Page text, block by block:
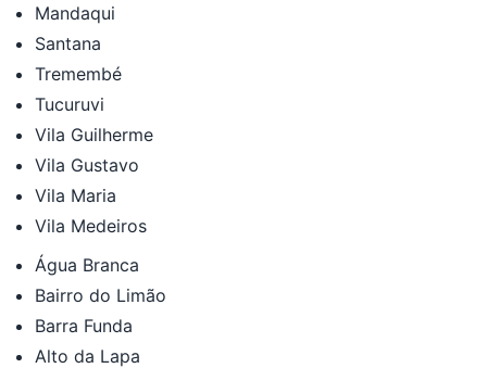
Mandaqui
Santana
Tremembé
Tucuruvi
Vila Guilherme
Vila Gustavo
Vila Maria
Vila Medeiros
Água Branca
Bairro do Limão
Barra Funda
Alto da Lapa